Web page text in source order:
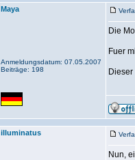
Maya
Anmeldungsdatum: 07.05.2007
Beiträge: 198
Die
Fuer
illuminatus
Nun,